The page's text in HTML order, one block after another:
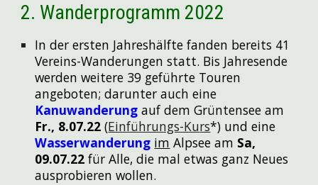
2. Wanderprogramm 2022
In der ersten Jahreshälfte fanden bereits 41
Vereins-Wanderungen statt. Bis Jahresende
werden weitere 39 geführte Touren
angeboten; darunter auch eine
Kanuwanderung auf dem Grüntensee am
Fr., 8.07.22 (Einführungs-Kurs*) und eine
Wasserwanderung im Alpsee am Sa,
09.07.22 für Alle, die mal etwas ganz Neues
ausprobieren wollen.